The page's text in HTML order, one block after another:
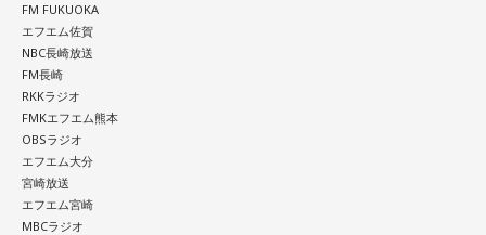
FM FUKUOKA
エフエム佐賀
NBC長崎放送
FM長崎
RKKラジオ
FMKエフエム熊本
OBSラジオ
エフエム大分
宮崎放送
エフエム宮崎
MBCラジオ